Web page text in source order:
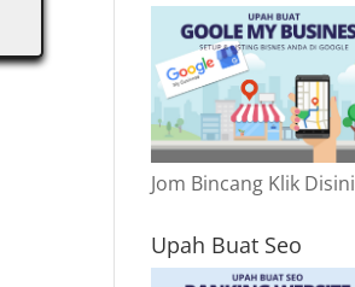
Jom Bincang Klik Disini
Upah Buat Seo